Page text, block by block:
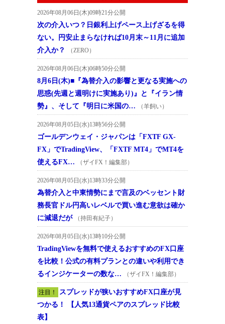
2026年08月06日(木)09時21分公開
次の介入いつ？日銀利上げペース上げざるを得
ない。円安止まらなければ10月末～11月に追加
介入か？
（ZERO）
2026年08月06日(木)06時50分公開
8月6日(木)■『為替介入の影響と更なる実施への
思惑(先週と週明けに実施あり)』と『イラン情
勢』、そして『明日に米国の…
（羊飼い）
2026年08月05日(水)13時56分公開
ゴールデンウェイ・ジャパンは「FXTF GX-
FX」でTradingView、「FXTF MT4」でMT4を
使えるFX…
（ザイFX！編集部）
2026年08月05日(水)13時33分公開
為替介入と中東情勢にまで言及のベッセント財
務長官ドル円高いレベルで買い進む意欲は確か
に減退だが
（持田有紀子）
2026年08月05日(水)13時10分公開
TradingViewを無料で使えるおすすめのFX口座
を比較！公式の有料プランとの違いや利用でき
るインジケーターの数な…
（ザイFX！編集部）
注目！
スプレッドが狭いおすすめFX口座が見
つかる！ 【人気13通貨ペアのスプレッド比較
表】